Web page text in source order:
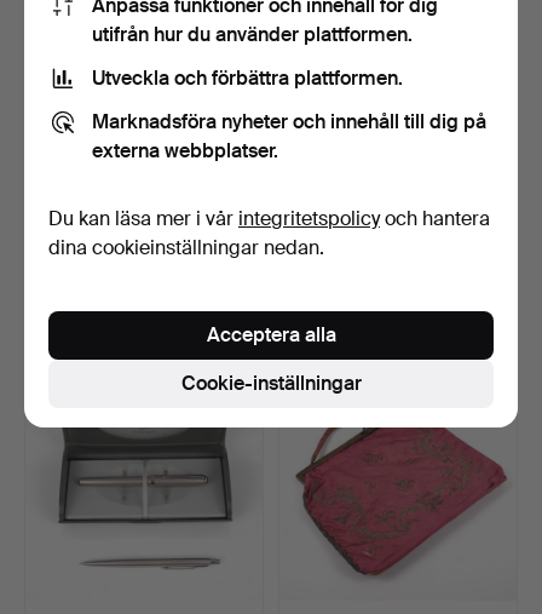
DAMVÄSKA, Valentino, rött
läder, Italien.
64 USD
DAMVÄSKA, rött läder,
Furla, Italien.
64 USD
utifrån hur du använder plattformen.
Utveckla och förbättra plattformen.
Marknadsföra nyheter och innehåll till dig på
externa webbplatser.
Du kan läsa mer i vår integritetspolicyoch hantera
dina cookieinställningar nedan.
Cookie-inställningar
Acceptera alla